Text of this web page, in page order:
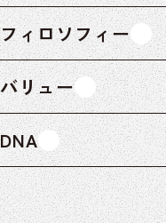
フィロソフィー
バリュー
DNA